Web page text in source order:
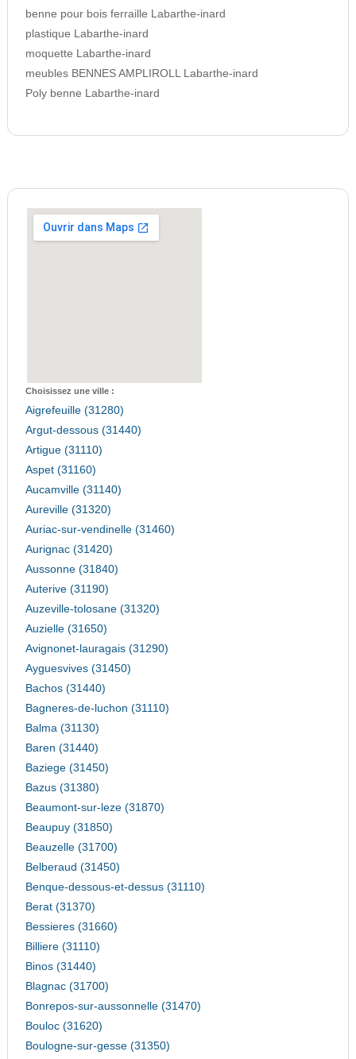
benne pour bois ferraille Labarthe-inard
plastique Labarthe-inard
moquette Labarthe-inard
meubles BENNES AMPLIROLL Labarthe-inard
Poly benne Labarthe-inard
Choisissez une ville :
Aigrefeuille (31280)
Argut-dessous (31440)
Artigue (31110)
Aspet (31160)
Aucamville (31140)
Aureville (31320)
Auriac-sur-vendinelle (31460)
Aurignac (31420)
Aussonne (31840)
Auterive (31190)
Auzeville-tolosane (31320)
Auzielle (31650)
Avignonet-lauragais (31290)
Ayguesvives (31450)
Bachos (31440)
Bagneres-de-luchon (31110)
Balma (31130)
Baren (31440)
Baziege (31450)
Bazus (31380)
Beaumont-sur-leze (31870)
Beaupuy (31850)
Beauzelle (31700)
Belberaud (31450)
Benque-dessous-et-dessus (31110)
Berat (31370)
Bessieres (31660)
Billiere (31110)
Binos (31440)
Blagnac (31700)
Bonrepos-sur-aussonnelle (31470)
Bouloc (31620)
Boulogne-sur-gesse (31350)